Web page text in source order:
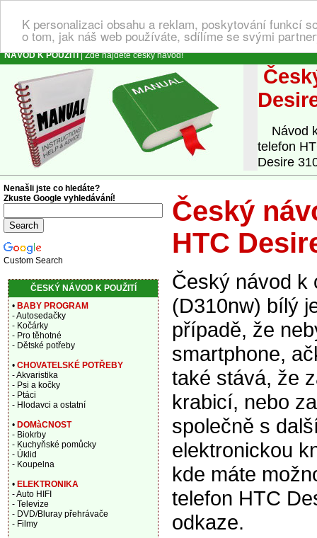
K personalizaci obsahu a reklam, poskytování funkcí
o tom, jak náš web používáte, sdílíme se svými
NÁVOD K POUŽITÍ| Zde najdete český návod!
Návod k
telefon
Desire
Český
HTC
Český návod k
(D310nw) bílý
případě, že
smartphone,
také stává, že
krabicí, nebo
společně s
elektronickou
kde máte
telefon HTC
odkaze.
Nenašli jste co hledáte?
Zkuste Google vyhledávání!
Custom Search
ČESKÝ NÁVOD K POUŽITÍ
• BABY PROGRAM
- Autosedačky
- Kočárky
- Pro těhotné
- Dětské potřeby
• CHOVATELSKÉ POTŘEBY
- Akvaristika
- Psi a kočky
- Ptáci
- Hlodavci a ostatní
• DOMàCNOST
- Biokrby
- Kuchyňské pomůcky
- Úklid
- Koupelna
• ELEKTRONIKA
- Auto HIFI
- Televize
- DVD/Bluray přehrávače
- Filmy